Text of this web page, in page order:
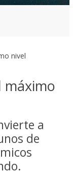
nivel
máximo
a
de